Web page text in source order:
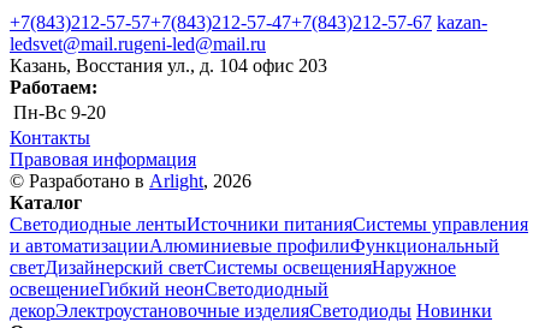
+7(843)212-57-57+7(843)212-57-47+7(843)212-57-67 kazan-
ledsvet@mail.rugeni-led@mail.ru
Казань, Восстания ул., д. 104 офис 203
Работаем:
Пн-Вс 9-20
Контакты
Правовая информация
© Разработано в Arlight, 2026
Каталог
Светодиодные лентыИсточники питанияСистемы управления
и автоматизацииАлюминиевые профилиФункциональный
светДизайнерский светСистемы освещенияНаружное
освещениеГибкий неонСветодиодный
декорЭлектроустановочные изделияСветодиоды Новинки